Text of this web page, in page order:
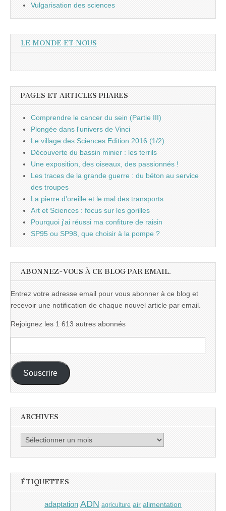
Vulgarisation des sciences
LE MONDE ET NOUS
PAGES ET ARTICLES PHARES
Comprendre le cancer du sein (Partie III)
Plongée dans l'univers de Vinci
Le village des Sciences Edition 2016 (1/2)
Découverte du bassin minier : les terrils
Une exposition, des oiseaux, des passionnés !
Les traces de la grande guerre : du béton au service
des troupes
La pierre d'oreille et le mal des transports
Art et Sciences : focus sur les gorilles
Pourquoi j'ai réussi ma confiture de raisin
SP95 ou SP98, que choisir à la pompe ?
ABONNEZ-VOUS À CE BLOG PAR EMAIL.
Entrez votre adresse email pour vous abonner à ce blog et
recevoir une notification de chaque nouvel article par email.
Rejoignez les 1 613 autres abonnés
e-
mail :
Souscrire
ARCHIVES
Archives
ÉTIQUETTES
adaptation ADN agriculture air alimentation